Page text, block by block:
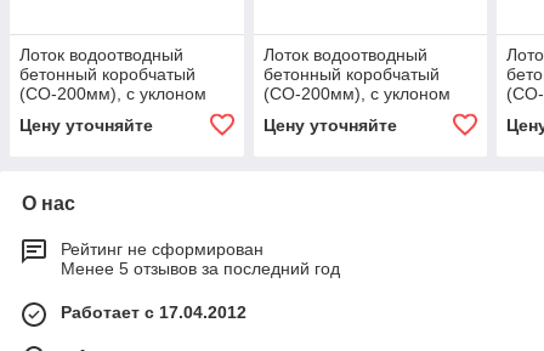
Лоток водоотводный
бетонный коробчатый
(СО-200мм), с уклоном
100.29,8(20).23,5(16,5) -
Цену уточняйте
Лоток водоотводный
бетонный коробчатый
(СО-200мм), с уклоном
100.29,8(20).20,5(13,5) -
Цену уточняйте
(СО-
О нас
Рейтинг не сформирован
Менее 5 отзывов за последний год
Работает с 17.04.2012